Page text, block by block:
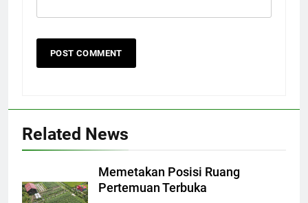
Related News
Memetakan Posisi Ruang
Pertemuan Terbuka